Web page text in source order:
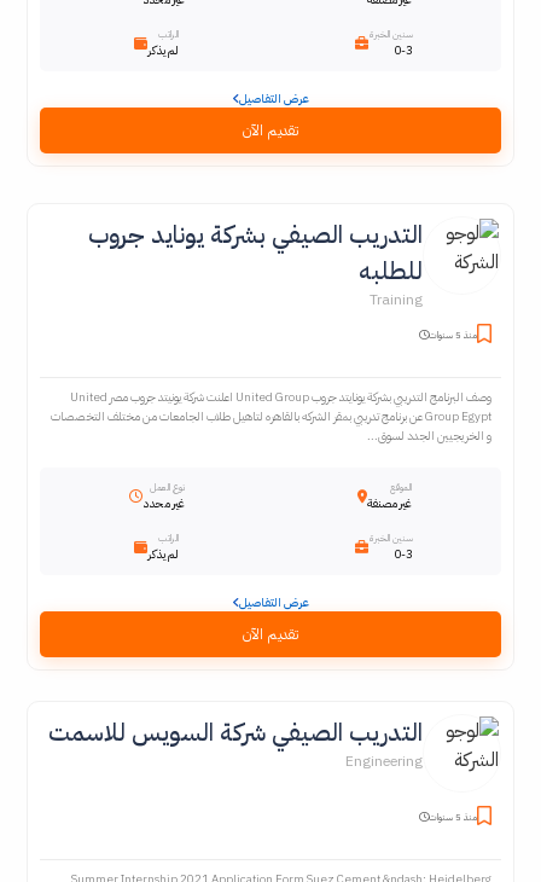
سنين الخبرة
0-3
الراتب
لم يذكر
عرض التفاصيل
تقديم الآن
التدريب الصيفي بشركة يونايد جروب
للطلبه
Training
منذ 5 سنوات
وصف البرنامج التدريبي بشركة يونايتد جروب United Group اعلنت شركة يونيتد جروب مصر United
Group Egypt عن برنامج تدريبي بمقر الشركه بالقاهره لتاهيل طلاب الجامعات من مختلف التخصصات
و الخريجيين الجدد لسوق...
الموقع
غير مصنفة
نوع العمل
غير محدد
سنين الخبرة
0-3
الراتب
لم يذكر
عرض التفاصيل
تقديم الآن
التدريب الصيفي شركة السويس للاسمت
Engineering
منذ 5 سنوات